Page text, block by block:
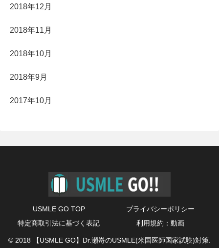
2018年12月
2018年11月
2018年10月
2018年9月
2017年10月
USMLE GO TOP
プライバシーポリシー
特定商取引法に基づく表記
利用規約：動画
© 2018 【USMLE GO】Dr.瀬嵜のUSMLE(米国医師国家試験)対策.